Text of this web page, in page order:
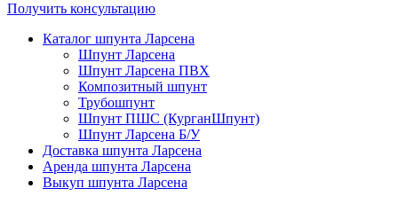
Получить консультацию
Каталог шпунта Ларсена
Шпунт Ларсена
Шпунт Ларсена ПВХ
Композитный шпунт
Трубошпунт
Шпунт ПШС (КурганШпунт)
Шпунт Ларсена Б/У
Доставка шпунта Ларсена
Аренда шпунта Ларсена
Выкуп шпунта Ларсена